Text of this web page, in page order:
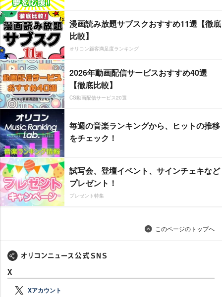
漫画読み放題サブスクおすすめ11選【徹底
比較】
オリコン顧客満足度ランキング
2026年動画配信サービスおすすめ40選
【徹底比較】
CS動画配信サービス20選
毎週の音楽ランキングから、ヒットの推移
をチェック！
試写会、登壇イベント、サインチェキなど
プレゼント！
プレゼント特集
このページのトップへ
X
Xアカウント